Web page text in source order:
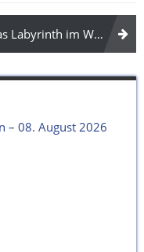
im Weser-Kurier 08. Juli 2026
– 08. August 2026